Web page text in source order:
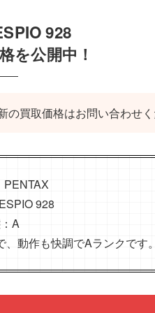
928
を公開中！
買取価格はお問い合わせく
PENTAX
928
A
動作も快調でAランクです。